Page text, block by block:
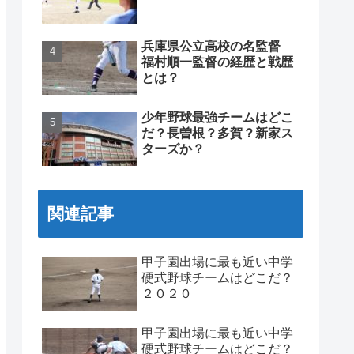
兵庫県公立高校の名監督
福村順一監督の経歴と戦歴
とは？
少年野球最強チームはどこ
だ？長曽根？多賀？新家ス
ターズか？
関連記事
甲子園出場に最も近い中学
硬式野球チームはどこだ？
２０２０
甲子園出場に最も近い中学
硬式野球チームはどこだ？